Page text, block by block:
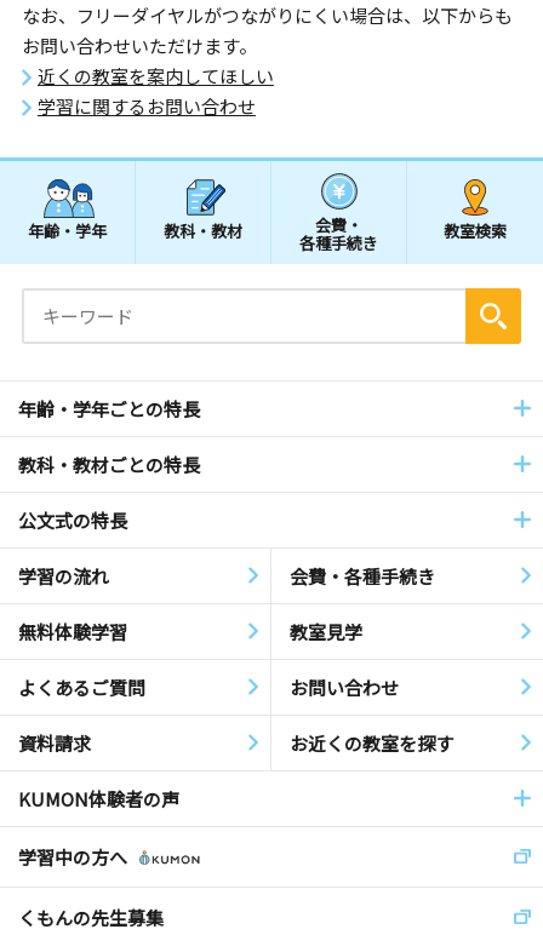
なお、フリーダイヤルがつながりにくい場合は、以下からも
お問い合わせいただけます。
近くの教室を案内してほしい
学習に関するお問い合わせ
年齢・学年 教科・教材 会費・
各種手続き
教室検索
年齢・学年ごとの特長
教科・教材ごとの特長
公文式の特長
学習の流れ 会費・各種手続き
無料体験学習 教室見学
よくあるご質問 お問い合わせ
資料請求 お近くの教室を探す
KUMON体験者の声
学習中の方へ
くもんの先生募集